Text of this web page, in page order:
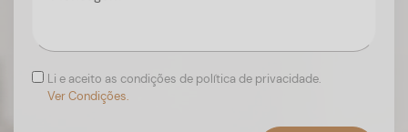
Li e aceito as condições de política de privacidade.
Ver Condições.